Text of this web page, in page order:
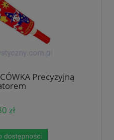
Precyzyjną
zł
dostępności